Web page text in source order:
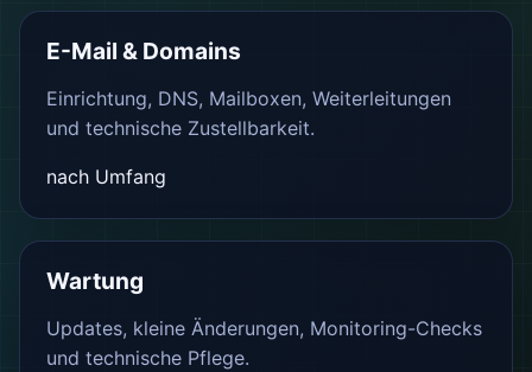
E-Mail & Domains
Einrichtung, DNS, Mailboxen, Weiterleitungen
und technische Zustellbarkeit.
nach Umfang
Wartung
Updates, kleine Änderungen, Monitoring-Checks
und technische Pflege.